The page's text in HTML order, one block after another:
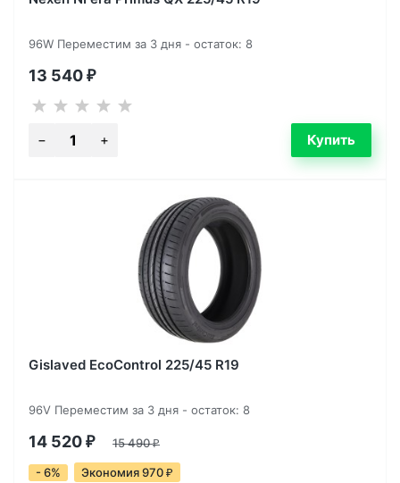
96W Переместим за 3 дня - остаток: 8
13 540 ₽
Gislaved EcoControl 225/45 R19
96V Переместим за 3 дня - остаток: 8
14 520 ₽ 15 490₽
- 6% Экономия 970 ₽